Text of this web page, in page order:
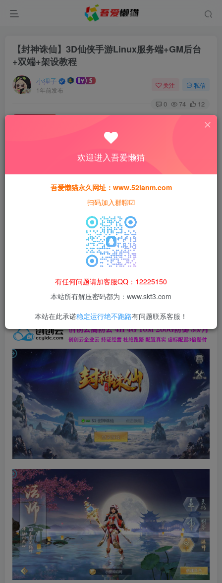
【封神诛仙】3D仙侠手游Linux服务端+GM后台
+双端+架设教程
小狸子
1年前发布
关注 私信
0 74 12
此内容为付费资源，请付费后查看
猫粮30
黄金会员猫粮15 钻石会员 免费
本站所有资源均为网络收集整理而来，仅供学习研究使用，请在下
载后24h内删除，谢谢合作！
本站资源仅用于学习交流，禁止商业运营与违法、侵权
果由使用者自行承担。
欢迎进入吾爱懒猫
吾爱懒猫永久网址：www.52lanm.com
扫码加入群聊☑
有任何问题请加客服QQ：12225150
本站所有解压密码都为：www.skt3.com
本站在此承诺稳定运行绝不跑路有问题联系客服！